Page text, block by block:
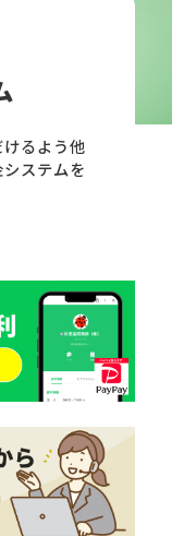
るよう他
ステムを